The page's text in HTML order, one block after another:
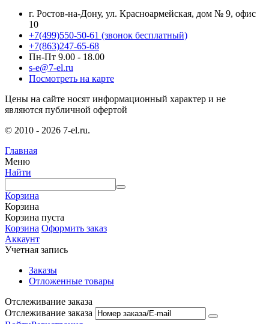
г. Ростов-на-Дону, ул. Красноармейская, дом № 9, офис
10
+7(499)550-50-61 (звонок бесплатный)
+7(863)247-65-68
Пн-Пт 9.00 - 18.00
s-e@7-el.ru
Посмотреть на карте
Цены на сайте носят информационный характер и не
являются публичной офертой
© 2010 - 2026 7-el.ru.
Главная
Меню
Найти
Корзина
Корзина
Корзина пуста
Корзина Оформить заказ
Аккаунт
Учетная запись
Заказы
Отложенные товары
Отслеживание заказа
Отслеживание заказа